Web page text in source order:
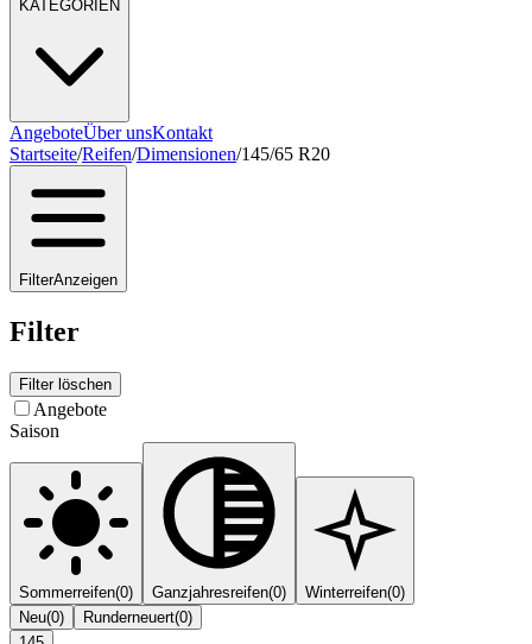
KATEGORIEN
AngeboteÜber unsKontakt
Startseite/Reifen/Dimensionen/145/65 R20
FilterAnzeigen
Filter
Filter löschen
Angebote
Saison
Sommerreifen(0) Ganzjahresreifen(0) Winterreifen(0)
Neu(0) Runderneuert(0)